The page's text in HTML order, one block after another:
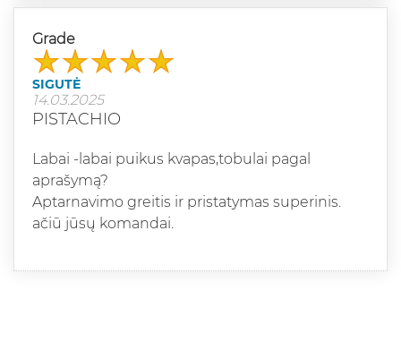
Grade
SIGUTĖ
14.03.2025
PISTACHIO
Labai -labai puikus kvapas,tobulai pagal
aprašymą?
Aptarnavimo greitis ir pristatymas superinis.
ačiū jūsų komandai.